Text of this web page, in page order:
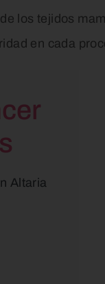
los tejidos
en cada
Altaria